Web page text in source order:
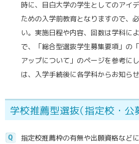
時に、目白大学の学生としてのアイ
ための入学前教育となりますので、
い。実施日程や内容、回数は学科に
で、「総合型選抜学生募集要項」の
アップについて」のページを参考に
は、入学手続後に各学科からお知らせ
学校推薦型選抜（指定校・公
指定校推薦枠の有無や出願資格など